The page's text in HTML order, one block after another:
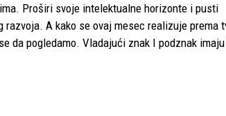
Proširi svoje intelektualne horizonte i pusti
A kako se ovaj mesec realizuje prema
da pogledamo. Vladajući znak I podznak